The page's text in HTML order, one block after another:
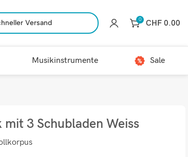
Versand 0 CHF 0.00
Musikinstrumente Sale
3 Schubladen Weiss